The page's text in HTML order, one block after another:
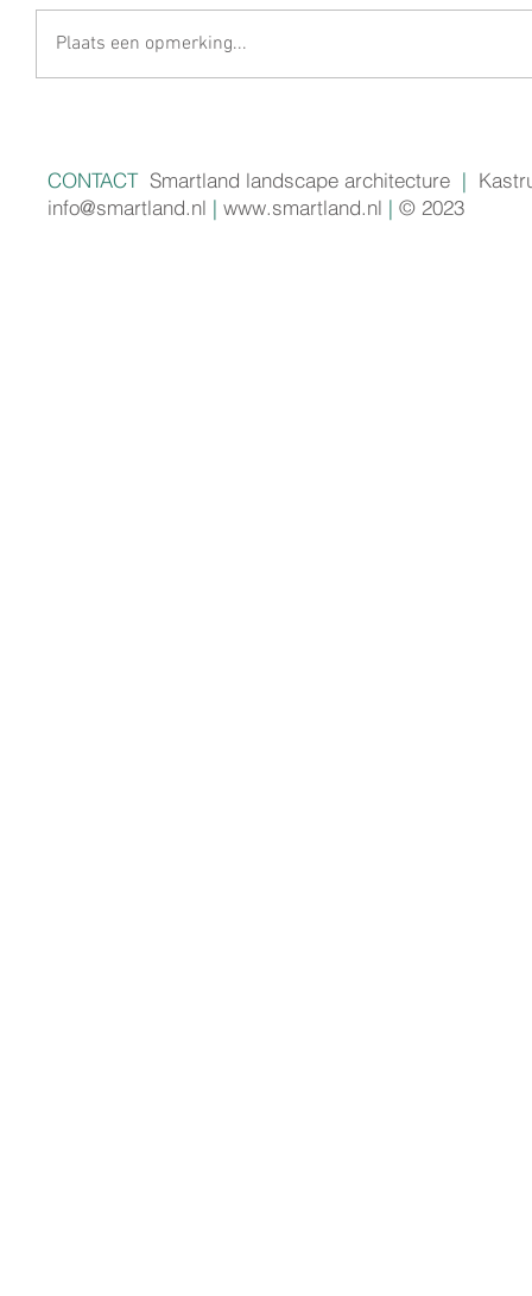
Plaats een opmerking...
CONTACTSmartland landscape architecture |
info@smartland.nl | www.smartland.nl | © 2023